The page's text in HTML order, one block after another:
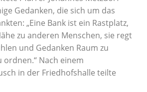
Gedanken, die sich um das
„Eine Bank ist ein Rastplatz,
zu anderen Menschen, sie regt
und Gedanken Raum zu
ordnen.“ Nach einem
in der Friedhofshalle teilte